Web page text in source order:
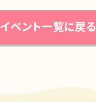
イベント一覧に戻る